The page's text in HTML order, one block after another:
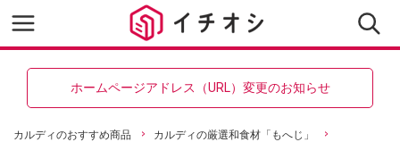
ホームページアドレス（URL）変更のお知らせ
カルディのおすすめ商品 カルディの厳選和食材「もへじ」